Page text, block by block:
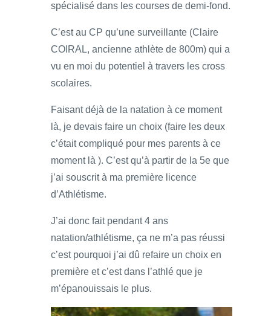
spécialisé dans les courses de demi-fond.
C’est au CP qu’une surveillante (Claire
COIRAL, ancienne athlète de 800m) qui a
vu en moi du potentiel à travers les cross
scolaires.
Faisant déjà de la natation à ce moment
là, je devais faire un choix (faire les deux
c’était compliqué pour mes parents à ce
moment là ). C’est qu’à partir de la 5e que
j’ai souscrit à ma première licence
d’Athlétisme.
J’ai donc fait pendant 4 ans
natation/athlétisme, ça ne m’a pas réussi
c’est pourquoi j’ai dû refaire un choix en
première et c’est dans l’athlé que je
m’épanouissais le plus.